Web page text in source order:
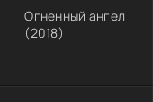
Огненный ангел
(2018)